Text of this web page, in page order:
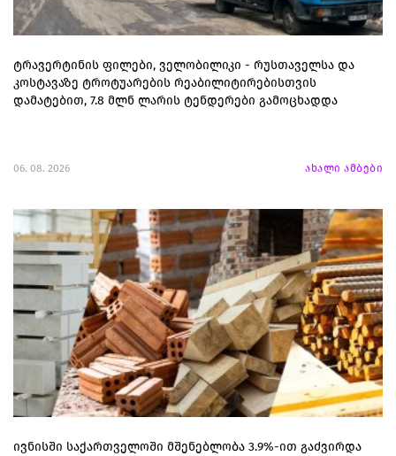
ტრავერტინის ფილები, ველობილიკი - რუსთაველსა და
კოსტავაზე ტროტუარების რეაბილიტირებისთვის
დამატებით, 7.8 მლნ ლარის ტენდერები გამოცხადდა
06. 08. 2026 ახალი ამბები
ივნისში საქართველოში მშენებლობა 3.9%-ით გაძვირდა